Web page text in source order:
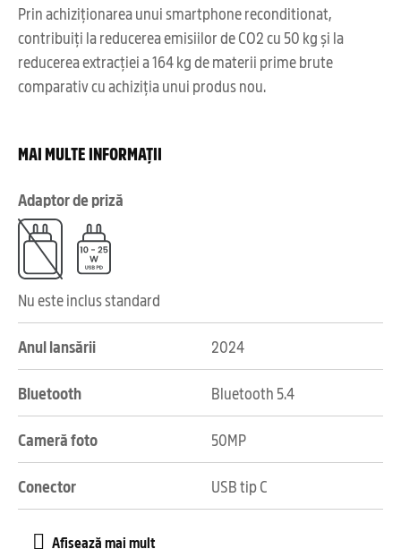
Prin achiziționarea unui smartphone reconditionat,
contribuiți la reducerea emisiilor de CO2 cu 50 kg și la
reducerea extracției a 164 kg de materii prime brute
comparativ cu achiziția unui produs nou.
MAI MULTE INFORMAȚII
Adaptor de priză
Nu este inclus standard
Anul lansării 2024
Bluetooth Bluetooth 5.4
Cameră foto 50MP
Conector USB tip C